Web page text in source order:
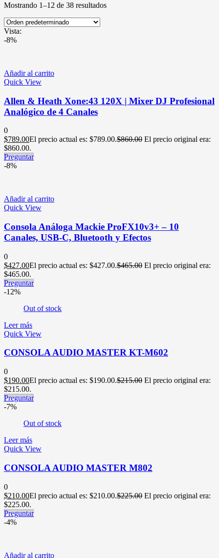
Mostrando 1–12 de 38 resultados
Vista:
-8%
Añadir al carrito
Quick View
Allen & Heath Xone:43 120X | Mixer DJ Profesional
Analógico de 4 Canales
0
$789.00El precio actual es: $789.00.$860.00 El precio original era:
$860.00.
Preguntar
-8%
Añadir al carrito
Quick View
Consola Análoga Mackie ProFX10v3+ – 10
Canales, USB-C, Bluetooth y Efectos
0
$427.00El precio actual es: $427.00.$465.00 El precio original era:
$465.00.
Preguntar
-12%
Out of stock
Leer más
Quick View
CONSOLA AUDIO MASTER KT-M602
0
$190.00El precio actual es: $190.00.$215.00 El precio original era:
$215.00.
Preguntar
-7%
Out of stock
Leer más
Quick View
CONSOLA AUDIO MASTER M802
0
$210.00El precio actual es: $210.00.$225.00 El precio original era:
$225.00.
Preguntar
-4%
Añadir al carrito